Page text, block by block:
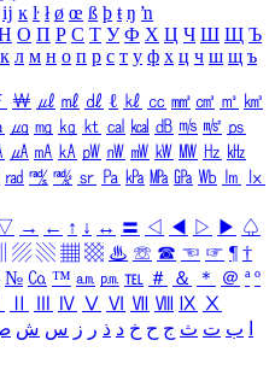
ĳ ĸ ŀ ł ø œ ß þ ŧ ŋ ŉ
О П Р С Т У Ф Х Ц Ч Ш Щ Ъ
к л м н о п р с т у ф х ц ч ш щ ъ
￦ ㎕ ㎖ ㎗ ℓ ㎘ ㏄ ㎣ ㎤ ㎥ ㎦
㎍ ㎎ ㎏ ㏏ ㎈ ㎉ ㏈ ㎧ ㎨ ㎰
㎂ ㎃ ㎄ ㎺ ㎻ ㎽ ㎾ ㎿ ㎐ ㎑
㎭ ㎮ ㎯ ㏛ ㎩ ㎪ ㎫ ㎬ ㏝ ㏐
㏓
→ ← ↑ ↓ ↔ 〓 ◁ ◀ ▷ ▶ ♤
▨ ▧ ▦ ▩ ♨ ☏ ☎ ☜ ☞ ¶ †
№ ㏇ ™ ㏂ ㏘ ℡ ＃ ＆ ＊ ＠ ª º
Ⅳ Ⅴ Ⅵ Ⅶ Ⅷ Ⅸ Ⅹ
ب ت ث ج ح خ د ذ ر ز س ش